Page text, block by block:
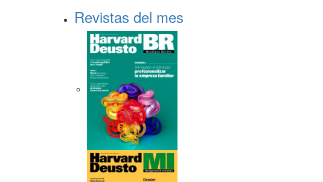
Revistas del mes